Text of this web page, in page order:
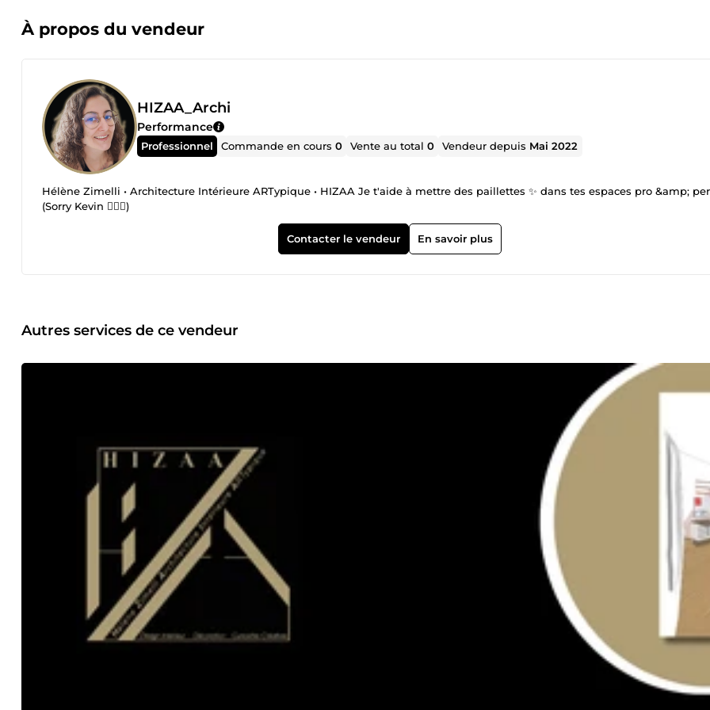
À propos du vendeur
HIZAA_Archi
Performance
Professionnel Commande en cours0 Vente au total0 Vendeur depuis Mai 2022
Hélène Zimelli • Architecture Intérieure ARTypique • HIZAA Je t'aide à mettre des paillettes ✨ dans tes espaces pro &amp;
(Sorry Kevin 🤷🏻‍♀️)
Contacter le vendeur En savoir plus
Autres services de ce vendeur